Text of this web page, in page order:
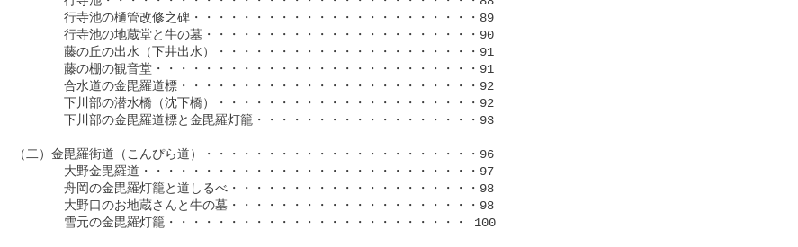
行寺池の樋管改修之碑・・・・・・・・・・・・・・・・・・・・・・・89
行寺池の地蔵堂と牛の墓・・・・・・・・・・・・・・・・・・・・・・90
藤の丘の出水（下井出水）・・・・・・・・・・・・・・・・・・・・・91
藤の棚の観音堂・・・・・・・・・・・・・・・・・・・・・・・・・・91
合水道の金毘羅道標・・・・・・・・・・・・・・・・・・・・・・・・92
下川部の潜水橋（沈下橋）・・・・・・・・・・・・・・・・・・・・・92
下川部の金毘羅道標と金毘羅灯籠・・・・・・・・・・・・・・・・・・93
（二）金毘羅街道（こんぴら道）・・・・・・・・・・・・・・・・・・・・・・96
大野金毘羅道・・・・・・・・・・・・・・・・・・・・・・・・・・・97
舟岡の金毘羅灯籠と道しるべ・・・・・・・・・・・・・・・・・・・・98
大野口のお地蔵さんと牛の墓・・・・・・・・・・・・・・・・・・・・98
雪元の金毘羅灯籠・・・・・・・・・・・・・・・・・・・・・・・・ 100